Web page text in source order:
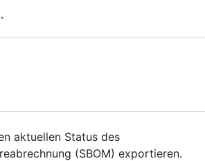
aktuellen Status des
(SBOM) exportieren.